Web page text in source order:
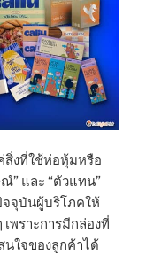
สิ่งที่ใช้ห่อหุ้มหรือ
” และ “ตัวแทน”
จุบันผู้บริโภคให้
พราะการมีกล่องที่
นใจของลูกค้าได้